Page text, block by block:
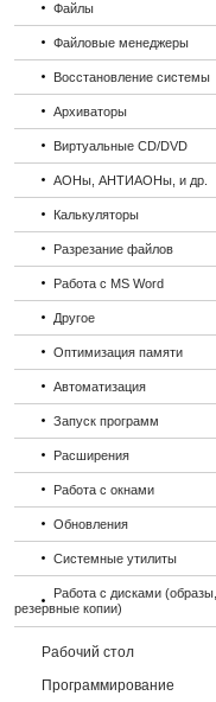
Файлы
Файловые менеджеры
Восстановление системы
Архиваторы
Виртуальные CD/DVD
АОНы, АНТИАОНы, и др.
Калькуляторы
Разрезание файлов
Работа с MS Word
Другое
Оптимизация памяти
Автоматизация
Запуск программ
Расширения
Работа с окнами
Обновления
Системные утилиты
Работа с дисками (образы,
резервные копии)
Рабочий стол
Программирование